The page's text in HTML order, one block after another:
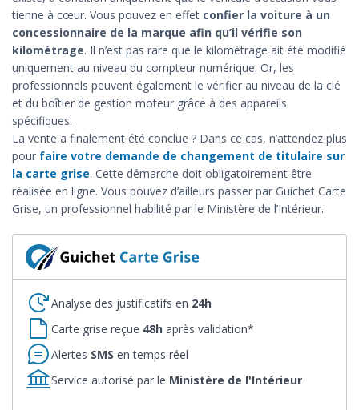
tienne à cœur. Vous pouvez en effet confier la voiture à un
concessionnaire de la marque afin qu’il vérifie son
kilométrage. Il n’est pas rare que le kilométrage ait été modifié
uniquement au niveau du compteur numérique. Or, les
professionnels peuvent également le vérifier au niveau de la clé
et du boîtier de gestion moteur grâce à des appareils
spécifiques.
La vente a finalement été conclue ? Dans ce cas, n’attendez plus
pour faire votre demande de changement de titulaire sur
la carte grise. Cette démarche doit obligatoirement être
réalisée en ligne. Vous pouvez d’ailleurs passer par Guichet Carte
Grise, un professionnel habilité par le Ministère de l’Intérieur.
Analyse des justificatifs en 24h
Carte grise reçue 48h après validation*
Alertes SMS en temps réel
Service autorisé par le Ministère de l'Intérieur